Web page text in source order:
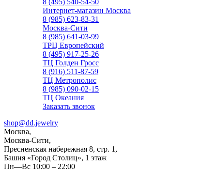
8 (495) 540-54-50
Интернет-магазин Москва
8 (985) 623-83-31
Москва-Сити
8 (985) 641-03-99
ТРЦ Европейский
8 (495) 917-25-26
ТЦ Голден Гросс
8 (916) 511-87-59
ТЦ Метрополис
8 (985) 090-02-15
ТЦ Океания
Заказать звонок
shop@dd.jewelry
Москва,
Москва-Сити,
Пресненская набережная 8, стр. 1,
Башня «Город Столиц», 1 этаж
Пн—Вс 10:00 – 22:00